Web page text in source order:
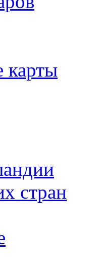
карты
стран